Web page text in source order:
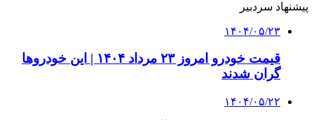
پیشنهاد سردبیر
۱۴۰۴/۰۵/۲۳
قیمت خودرو امروز ۲۳ مرداد ۱۴۰۴ | این خودروها
گران شدند
۱۴۰۴/۰۵/۲۲